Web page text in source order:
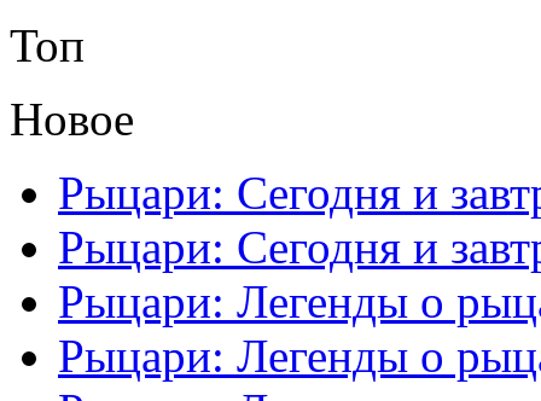
Топ
Новое
Рыцари: Сегодня и
Рыцари: Сегодня и
Рыцари: Легенды о
Рыцари: Легенды о